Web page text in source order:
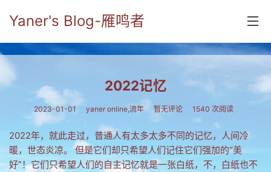
Yaner's Blog-雁鸣者
分类
毕业留言册
流年
2022记忆
2023-01-01 yaner online,流年 暂无评论 1540 次阅读
2022年，就此走过，普通人有太多太多不同的记忆，人间冷
暖，世态炎凉。 但是它们却只希望人们记住它们强加的“美
好”！它们只希望人们的自主记忆就是一张白纸，不，白纸也不